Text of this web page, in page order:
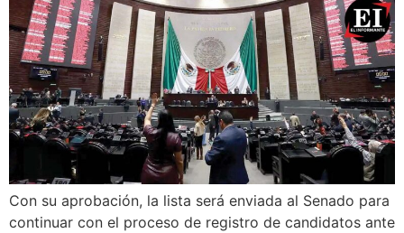
Con su aprobación, la lista será enviada al Senado para
continuar con el proceso de registro de candidatos ante